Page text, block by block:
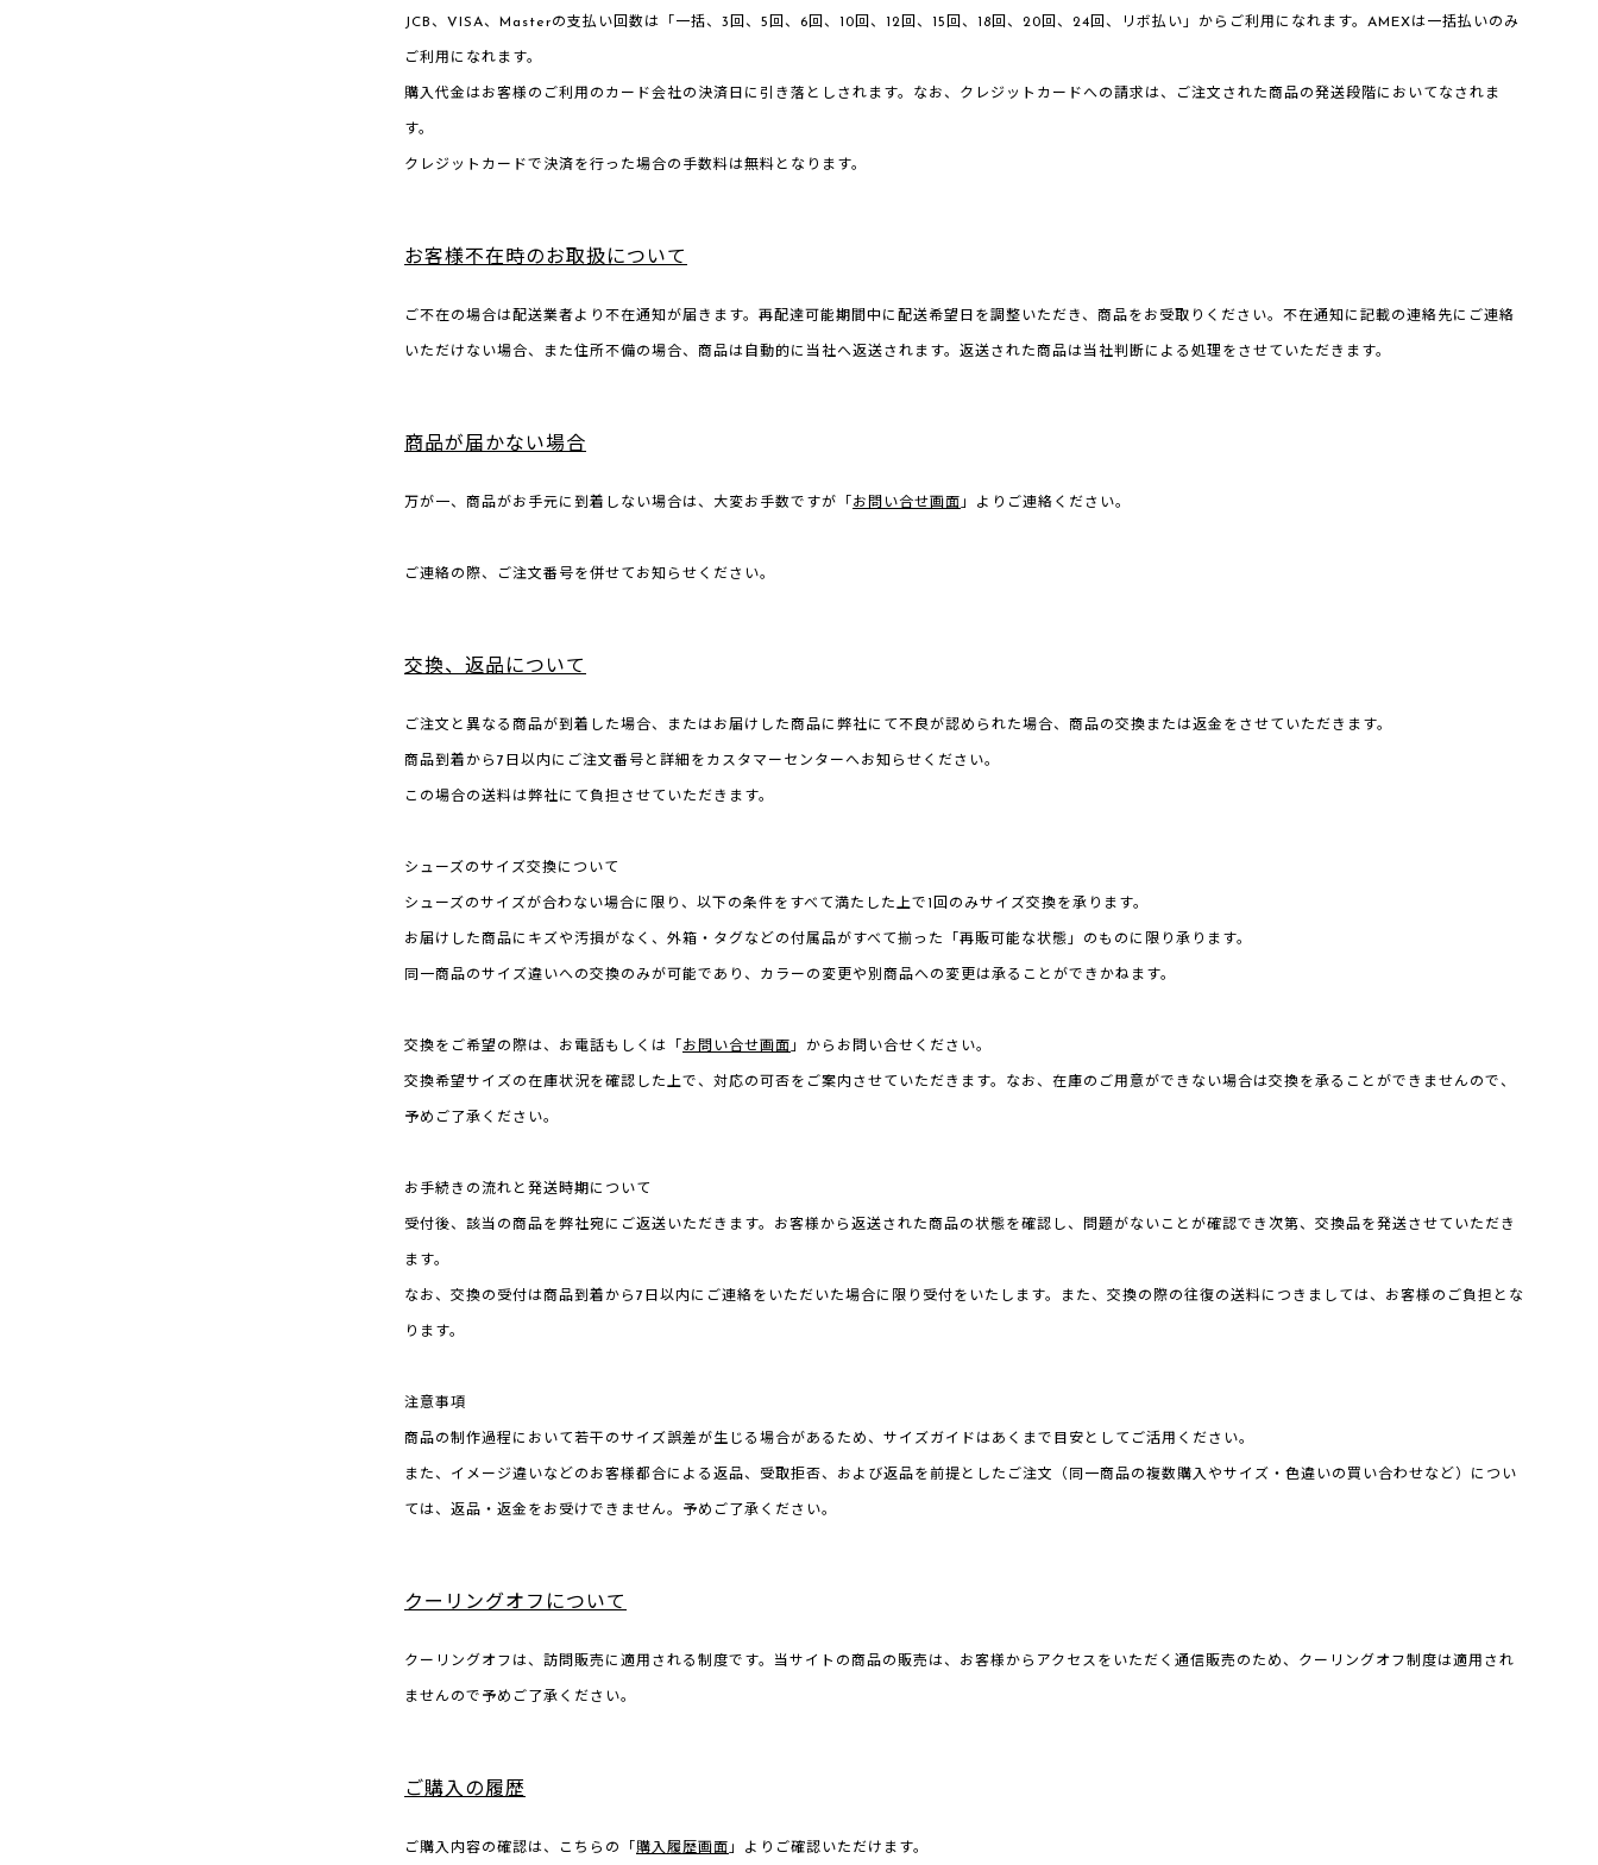
JCB、VISA、Masterの支払い回数は「一括、3回、5回、6回、10回、12回、15回、18回、20回、24回、リボ払い」からご利用になれます。AMEXは一括払いのみ
ご利用になれます。
購入代金はお客様のご利用のカード会社の決済日に引き落としされます。なお、クレジットカードへの請求は、ご注文された商品の発送段階においてなされま
す。
クレジットカードで決済を行った場合の手数料は無料となります。
お客様不在時のお取扱について
ご不在の場合は配送業者より不在通知が届きます。再配達可能期間中に配送希望日を調整いただき、商品をお受取りください。不在通知に記載の連絡先にご連絡
いただけない場合、また住所不備の場合、商品は自動的に当社へ返送されます。返送された商品は当社判断による処理をさせていただきます。
商品が届かない場合
万が一、商品がお手元に到着しない場合は、大変お手数ですが「 お問い合せ画面 」よりご連絡ください。
ご連絡の際、ご注文番号を併せてお知らせください。
交換、返品について
ご注文と異なる商品が到着した場合、またはお届けした商品に弊社にて不良が認められた場合、商品の交換または返金をさせていただきます。
商品到着から7日以内にご注文番号と詳細をカスタマーセンターへお知らせください。
この場合の送料は弊社にて負担させていただきます。
シューズのサイズ交換について
シューズのサイズが合わない場合に限り、以下の条件をすべて満たした上で1回のみサイズ交換を承ります。
お届けした商品にキズや汚損がなく、外箱・タグなどの付属品がすべて揃った「再販可能な状態」のものに限り承ります。
同一商品のサイズ違いへの交換のみが可能であり、カラーの変更や別商品への変更は承ることができかねます。
交換をご希望の際は、お電話もしくは「 お問い合せ画面 」からお問い合せください。
交換希望サイズの在庫状況を確認した上で、対応の可否をご案内させていただきます。なお、在庫のご用意ができない場合は交換を承ることができませんので、
予めご了承ください。
お手続きの流れと発送時期について
受付後、該当の商品を弊社宛にご返送いただきます。お客様から返送された商品の状態を確認し、問題がないことが確認でき次第、交換品を発送させていただき
ます。
なお、交換の受付は商品到着から7日以内にご連絡をいただいた場合に限り受付をいたします。また、交換の際の往復の送料につきましては、お客様のご負担とな
ります。
注意事項
商品の制作過程において若干のサイズ誤差が生じる場合があるため、サイズガイドはあくまで目安としてご活用ください。
また、イメージ違いなどのお客様都合による返品、受取拒否、および返品を前提としたご注文（同一商品の複数購入やサイズ・色違いの買い合わせなど）につい
ては、返品・返金をお受けできません。予めご了承ください。
クーリングオフについて
クーリングオフは、訪問販売に適用される制度です。当サイトの商品の販売は、お客様からアクセスをいただく通信販売のため、クーリングオフ制度は適用され
ませんので予めご了承ください。
ご購入の履歴
ご購入内容の確認は、こちらの「 購入履歴画面 」よりご確認いただけます。